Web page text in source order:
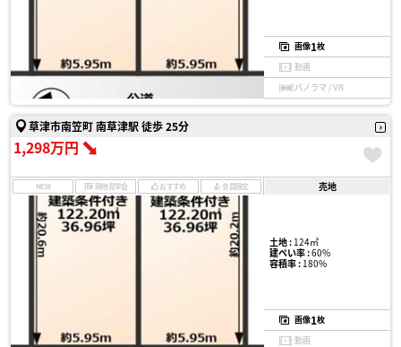
画像1枚
動画
パノラマ / VR
草津市南笠町 南草津駅 徒歩 25分
1,298万円
NEW 現地見学会 おすすめ 会員限定 売地
土地 :124㎡
建ぺい率 :60%
容積率 :180%
画像1枚
動画